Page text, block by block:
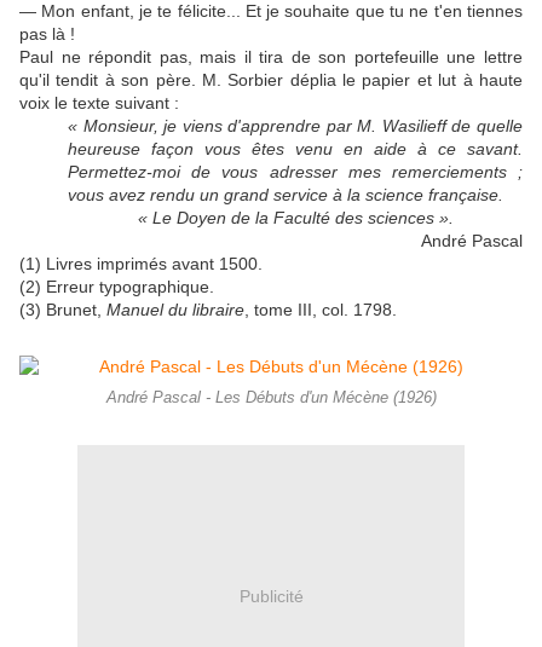
— Mon enfant, je te félicite... Et je souhaite que tu ne t'en tiennes
pas là !
Paul ne répondit pas, mais il tira de son portefeuille une lettre
qu'il tendit à son père. M. Sorbier déplia le papier et lut à haute
voix le texte suivant :
« Monsieur, je viens d'apprendre par M. Wasilieff de quelle
heureuse façon vous êtes venu en aide à ce savant.
Permettez-moi de vous adresser mes remerciements ;
vous avez rendu un grand service à la science française.
« Le Doyen de la Faculté des sciences ».
André Pascal
(1) Livres imprimés avant 1500.
(2) Erreur typographique.
(3) Brunet, Manuel du libraire , tome III, col. 1798.
André Pascal - Les Débuts d'un Mécène (1926)
Publicité